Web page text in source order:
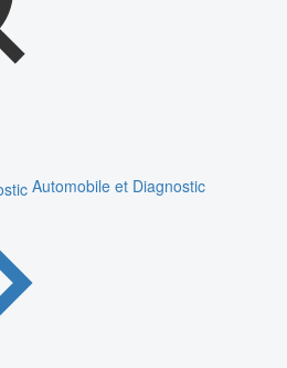
Automobile et Diagnostic